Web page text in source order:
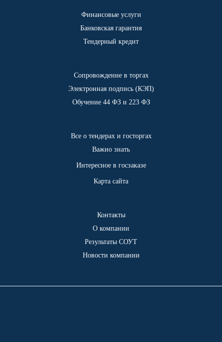
Финансовые услуги
Банковская гарантия
Тендерный кредит
Сопровождение в торгах
Электронная подпись (КЭП)
Обучение 44 ФЗ и 223 ФЗ
Все о тендерах и госторгах
Важно знать
Интересное в госзаказе
Карта сайта
Контакты
О компании
Результаты СОУТ
Новости компании